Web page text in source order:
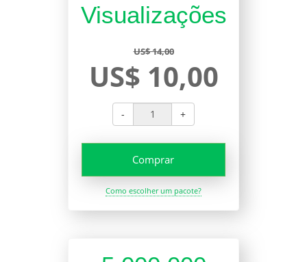
Visualizações
US$ 14,00
US$ 10,00
- +
Comprar
Como escolher um pacote?